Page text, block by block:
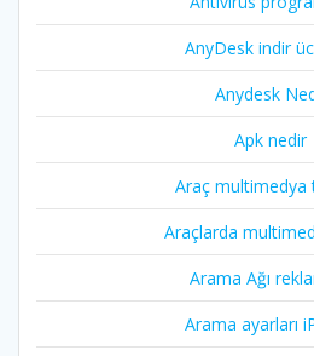
AnyDesk indir
Anydesk
Apk nedir
Araç multimedya
Araçlarda
Arama Ağı
Arama ayarları